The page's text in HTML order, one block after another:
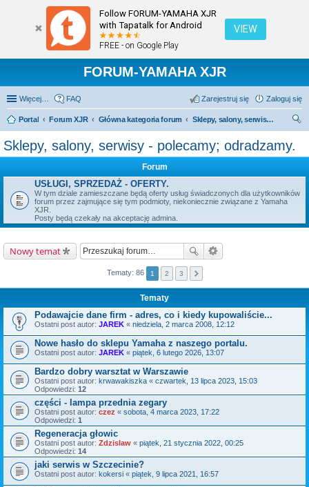
Follow FORUM-YAMAHA XJR
with Tapatalk for Android
FREE - on Google Play
VIEW
FORUM-YAMAHA XJR
Więcej… FAQ Zaloguj się
Zarejestruj się
Portal Forum XJR Główna kategoria forum
Sklepy, salony, serwisy - polecamy; odradzamy.
kaj
Sklepy, salony, serwisy - polecamy; odradzamy.
Forum
USŁUGI, SPRZEDAŻ - OFERTY.
W tym dziale zamieszczane będą oferty usług świadczonych dla użytkowników
forum przez zajmujące się tym podmioty, niekoniecznie związane z Yamaha
XJR.
Posty będą czekały na akceptację admina.
Nowy temat
Tematy: 86 1 2 3
Tematy
Podawajcie dane firm - adres, co i kiedy kupowaliście...
Ostatni post autor: JAREK « niedziela, 2 marca 2008, 12:12
Nowe hasło do sklepu Yamaha z naszego portalu.
Ostatni post autor: JAREK « piątek, 6 lutego 2026, 13:07
Bardzo dobry warsztat w Warszawie
Ostatni post autor: krwawakiszka « czwartek, 13 lipca 2023, 15:03
Odpowiedzi: 12
części - lampa przednia zegary
Ostatni post autor: czez « sobota, 4 marca 2023, 17:22
Odpowiedzi: 1
Regeneracja głowic
Ostatni post autor: Zdzislaw « piątek, 21 stycznia 2022, 00:25
Odpowiedzi: 14
jaki serwis w Szczecinie?
Ostatni post autor: kokersi « piątek, 9 lipca 2021, 16:57